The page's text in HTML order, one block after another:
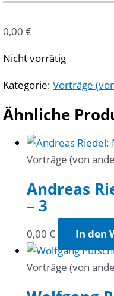
0,00 €
Nicht vorrätig
Kategorie: Vorträge
Ähnliche
Vorträge (von
Andreas
– 3
0,00 € In den
Vorträge (von